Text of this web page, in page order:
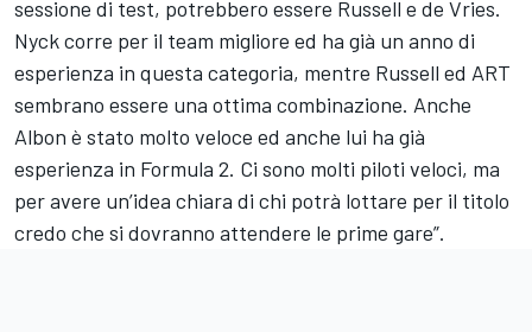
sessione di test, potrebbero essere Russell e de Vries.
Nyck corre per il team migliore ed ha già un anno di
esperienza in questa categoria, mentre Russell ed ART
sembrano essere una ottima combinazione. Anche
Albon è stato molto veloce ed anche lui ha già
esperienza in Formula 2. Ci sono molti piloti veloci, ma
per avere un’idea chiara di chi potrà lottare per il titolo
credo che si dovranno attendere le prime gare”.